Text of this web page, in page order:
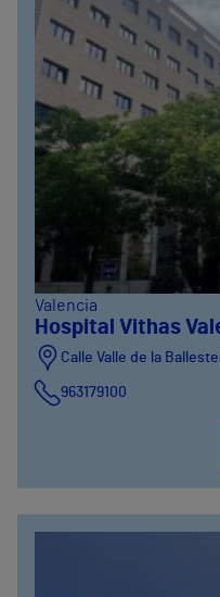
Valencia
Hospital Vithas
Calle Valle de la
963179100